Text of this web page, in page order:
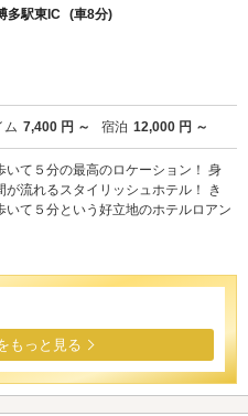
多駅東IC (車8分)
ム 7,400 円 ～ 宿泊 12,000 円 ～
て５分の最高のロケーション！ 身
流れるスタイリッシュホテル！ き
て５分という好立地のホテルロアン
もっと見る